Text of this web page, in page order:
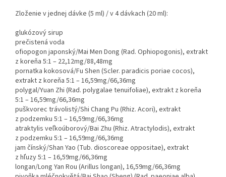
Zloženie v jednej dávke (5 ml) / v 4 dávkach (20 ml):
glukózový sirup
prečistená voda
ofiopogon japonský/Mai Men Dong (Rad. Ophiopogonis), extrakt
z koreňa 5:1 – 22,12mg/88,48mg
pornatka kokosová/Fu Shen (Scler. paradicis poriae cocos),
extrakt z koreňa 5:1 – 16,59mg/66,36mg
polygal/Yuan Zhi (Rad. polygalae tenuifoliae), extrakt z koreňa
5:1 – 16,59mg/66,36mg
puškvorec trávolistý/Shi Chang Pu (Rhiz. Acori), extrakt
z podzemku 5:1 – 16,59mg/66,36mg
atraktylis veľkoúborový/Bai Zhu (Rhiz. Atractylodis), extrakt
z podzemku 5:1 – 16,59mg/66,36mg
jam čínský/Shan Yao (Tub. dioscoreae oppositae), extrakt
z hľuzy 5:1 – 16,59mg/66,36mg
longan/Long Yan Rou (Arillus longan), 16,59mg/66,36mg